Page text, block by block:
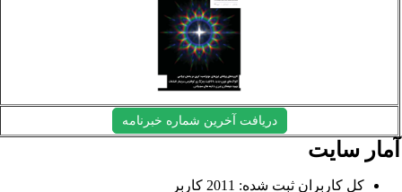
دریافت آخرین شماره خبرنامه
سایت
کل کاربران ثبت شده: 2011 کاربر